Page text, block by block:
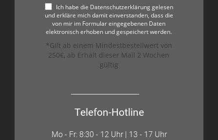
Ich habe die Datenschutzerklärung gelesen
und erkläre mich damit einverstanden, dass die
von mir im Formular eingegebenen Daten
elektronisch erhoben und gespeichert werden.
*Gilt ab einem Mindestbestellwert von
250€, ab Erhalt dieser Mail 2 Wochen
gültig
Telefon-Hotline
Mo - Fr: 8:30 - 12 Uhr | 13 - 17 Uhr